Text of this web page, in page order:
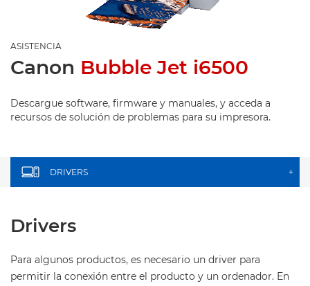
ASISTENCIA
Canon Bubble Jet i6500
Descargue software, firmware y manuales, y acceda a
recursos de solución de problemas para su impresora.
DRIVERS +
Drivers
Para algunos productos, es necesario un driver para
permitir la conexión entre el producto y un ordenador. En